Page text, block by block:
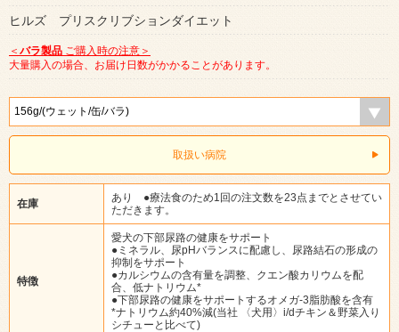
ヒルズ プリスクリブションダイエット
＜ バラ製品 ご購入時の注意＞
大量購入の場合、お届け日数がかかることがあります。
取扱い病院
在庫
あり ●療法食のため1回の注文数を23点までとさせてい
ただきます。
特徴
愛犬の下部尿路の健康をサポート
●ミネラル、尿pHバランスに配慮し、尿路結石の形成の
抑制をサポート
●カルシウムの含有量を調整、クエン酸カリウムを配
合、低ナトリウム*
●下部尿路の健康をサポートするオメガ-3脂肪酸を含有
*ナトリウム約40%減(当社 〈犬用〉i/dチキン＆野菜入り
シチューと比べて)